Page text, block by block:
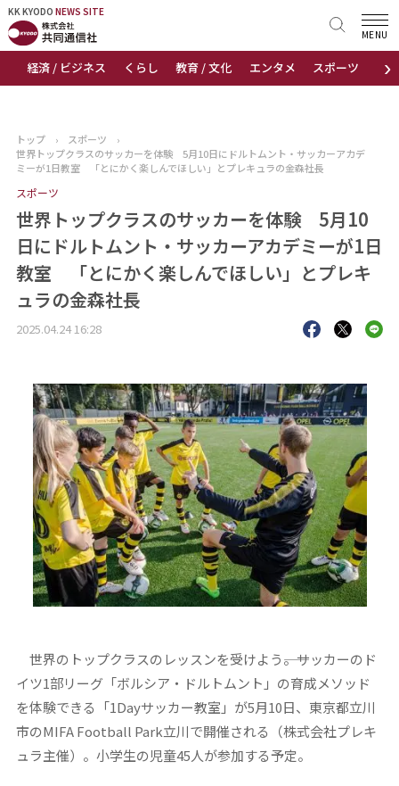
KK KYODO NEWS SITE
›
経済 / ビジネス くらし 教育 / 文化 エンタメ スポーツ 地域
MENU
KK KYODONEWS SITE
トップページ
ニュース
おすすめコンテンツ
出版物
会社概要
トップ › スポーツ
›
世界トップクラスのサッカーを体験 5月10日にドルトムント・サッカーアカデ
ミーが1日教室 「とにかく楽しんでほしい」とプレキュラの金森社長
スポーツ
世界トップクラスのサッカーを体験 5月10
日にドルトムント・サッカーアカデミーが1日
教室 「とにかく楽しんでほしい」とプレキ
ュラの金森社長
2025.04.24 16:28
世界のトップクラスのレッスンを受けよう――。サッカーのド
イツ1部リーグ「ボルシア・ドルトムント」の育成メソッド
を体験できる「1Dayサッカー教室」が5月10日、東京都立川
市のMIFA Football Park立川で開催される（株式会社プレキ
ュラ主催）。小学生の児童45人が参加する予定。